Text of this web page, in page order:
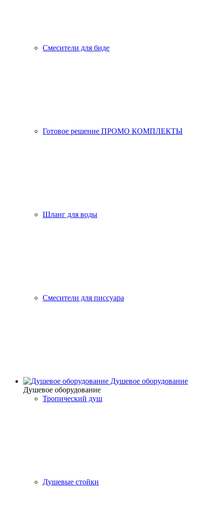
Смесители для биде
Готовое решение ПРОМО КОМПЛЕКТЫ
Шланг для воды
Смесители для писсуара
Душевое оборудование
Душевое оборудование
Тропический душ
Душевые стойки